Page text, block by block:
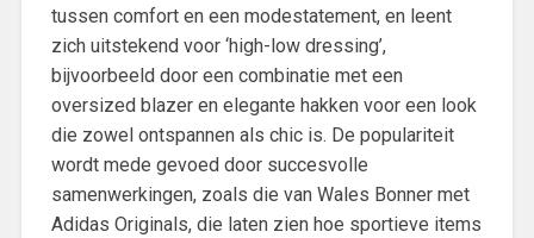
tussen comfort en een modestatement, en leent
zich uitstekend voor ‘high-low dressing’,
bijvoorbeeld door een combinatie met een
oversized blazer en elegante hakken voor een look
die zowel ontspannen als chic is. De populariteit
wordt mede gevoed door succesvolle
samenwerkingen, zoals die van Wales Bonner met
Adidas Originals, die laten zien hoe sportieve items